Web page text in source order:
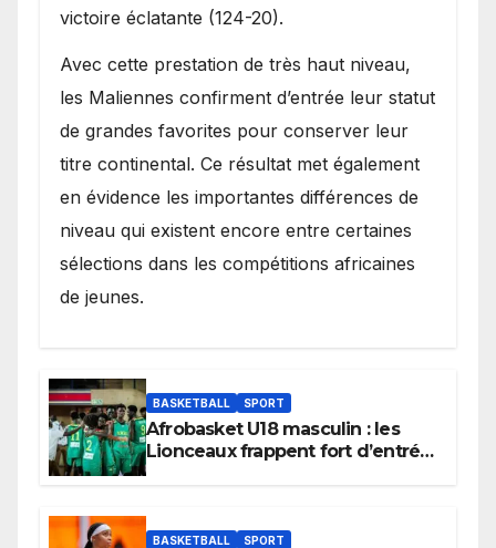
victoire éclatante (124-20).
Avec cette prestation de très haut niveau,
les Maliennes confirment d’entrée leur statut
de grandes favorites pour conserver leur
titre continental. Ce résultat met également
en évidence les importantes différences de
niveau qui existent encore entre certaines
sélections dans les compétitions africaines
de jeunes.
BASKETBALL SPORT
Afrobasket U18 masculin : les
Lionceaux frappent fort d’entrée
BASKETBALL SPORT